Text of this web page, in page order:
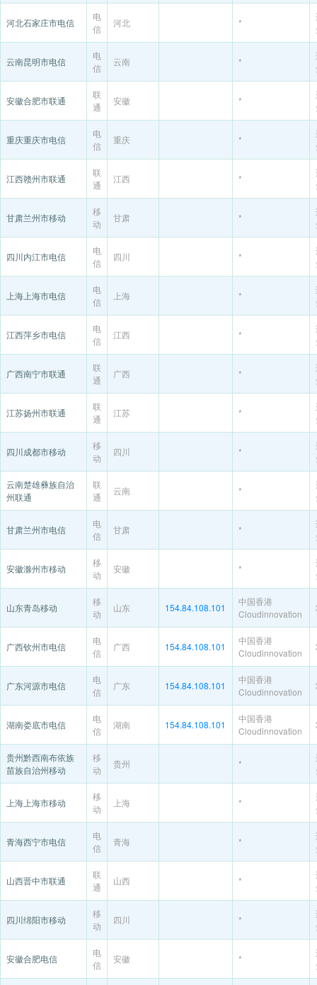
河北石家庄市电信
电
信
河北 *
云南昆明市电信
电
信
云南 *
安徽合肥市联通
联
通
安徽 *
重庆重庆市电信
电
信
重庆 *
江西赣州市联通
联
通
江西 *
甘肃兰州市移动
移
动
甘肃 *
四川内江市电信
电
信
四川 *
上海上海市电信
电
信
上海 *
江西萍乡市电信
电
信
江西 *
广西南宁市联通
联
通
广西 *
江苏扬州市联通
联
通
江苏 *
四川成都市移动
移
动
四川 *
云南楚雄彝族自治
州联通
联
通
云南 *
甘肃兰州市电信
电
信
甘肃 *
安徽滁州市移动
移
动
安徽 *
山东青岛移动
移
动
山东 154.84.108.101
中国香港
Cloudinnovation
广西钦州市电信
电
信
广西 154.84.108.101
中国香港
Cloudinnovation
广东河源市电信
电
信
广东 154.84.108.101
中国香港
Cloudinnovation
湖南娄底市电信
电
信
湖南 154.84.108.101
中国香港
Cloudinnovation
贵州黔西南布依族
苗族自治州移动
移
动
贵州 *
上海上海市移动
移
动
上海 *
青海西宁市电信
电
信
青海 *
山西晋中市联通
联
通
山西 *
四川绵阳市移动
移
动
四川 *
安徽合肥电信
电
信
安徽 *